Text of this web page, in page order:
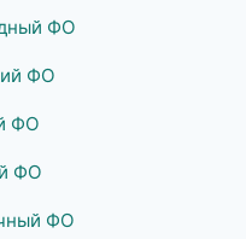
ФО
ФО
ФО
ФО
ФО